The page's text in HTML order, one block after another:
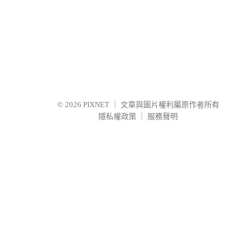
© 2026 PIXNET
文章與圖片權利屬原作者所有
隱私權政策
服務聲明